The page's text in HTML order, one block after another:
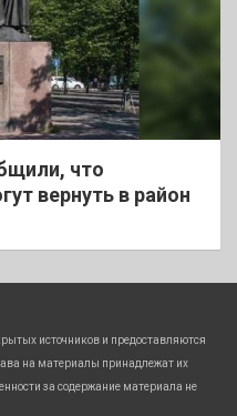
что
вернуть в район
источников и предоставляются
на материалы принадлежат их
за содержание материала не